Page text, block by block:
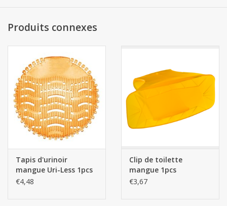
Produits connexes
Tapis d'urinoir
mangue Uri-Less 1pcs
€4,48
Clip de toilette
mangue 1pcs
€3,67